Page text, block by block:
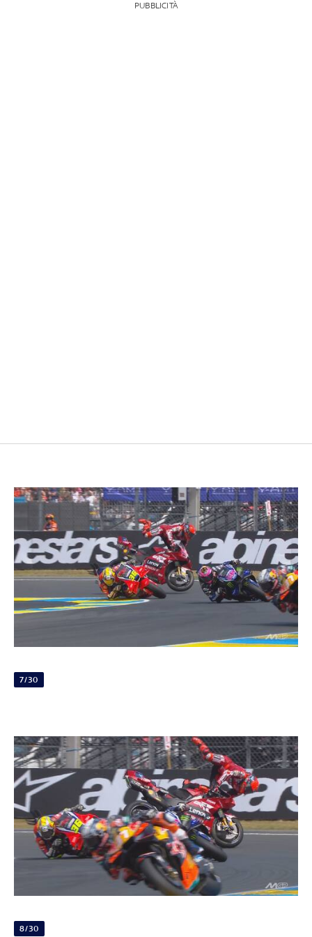
PUBBLICITÀ
7/30
8/30